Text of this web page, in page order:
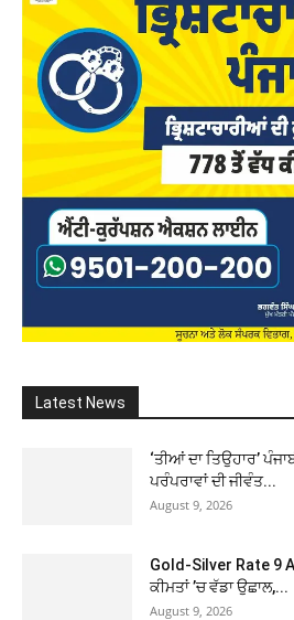
Latest News
‘ਤੀਆਂ ਦਾ ਤਿਉਹਾਰ’
ਪਰੰਪਰਾਵਾਂ ਦੀ ਜੀਵੰਤ...
August 9, 2026
Gold-Silver Rate 9
ਕੀਮਤਾਂ ’ਚ ਵੱਡਾ ਉਛਾਲ,...
August 9, 2026